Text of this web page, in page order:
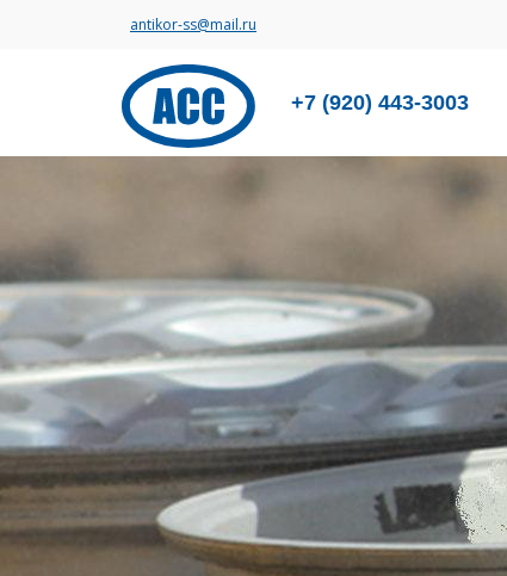
antikor-ss@mail.ru
+7 (920) 443-3003